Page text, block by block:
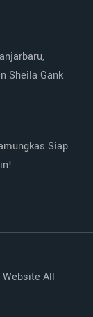
Sheila Gank
Siap
All